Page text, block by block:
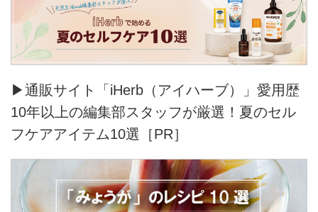
▶通販サイト「iHerb（アイハーブ）」愛用歴
10年以上の編集部スタッフが厳選！夏のセル
フケアアイテム10選［PR］